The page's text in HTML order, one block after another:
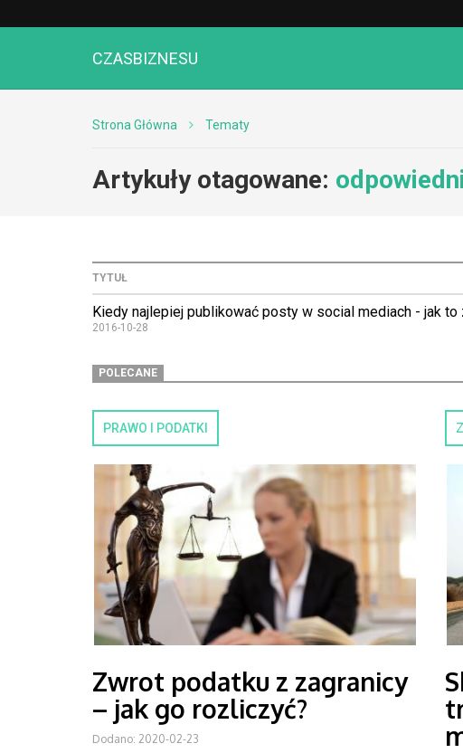
CZASBIZNESU
Strona Główna Tematy
Artykuły otagowane:
TYTUŁ
Kiedy najlepiej publikować posty w social mediach - jak to
2016-10-28
POLECANE
PRAWO I PODATKI
Zwrot podatku z zagranicy
– jak go rozliczyć?
Dodano: 2020-02-23